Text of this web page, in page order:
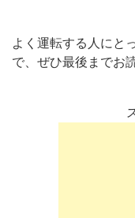
よく運転する人にと
で、ぜひ最後までお